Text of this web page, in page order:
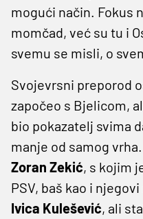
mogući način. Fokus
momčad, već su tu i
svemu se misli, o
Svojevrsni preporod
započeo s Bjelicom,
bio pokazatelj svima
manje od samog
Zoran Zekić, s kojim
PSV, baš kao i
Ivica Kulešević, ali